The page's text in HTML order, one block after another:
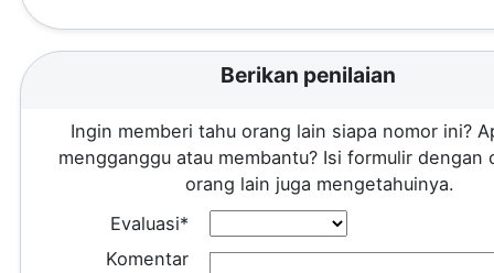
Berikan penilaian
Ingin memberi tahu orang lain siapa nomor ini?
mengganggu atau membantu? Isi formulir dengan
orang lain juga mengetahuinya.
Evaluasi*
Komentar